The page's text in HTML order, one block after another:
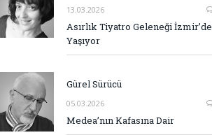
13.03.2026
Asırlık Tiyatro Geleneği İzmir’de
Yaşıyor
Gürel Sürücü
05.03.2026
Medea’nın Kafasına Dair